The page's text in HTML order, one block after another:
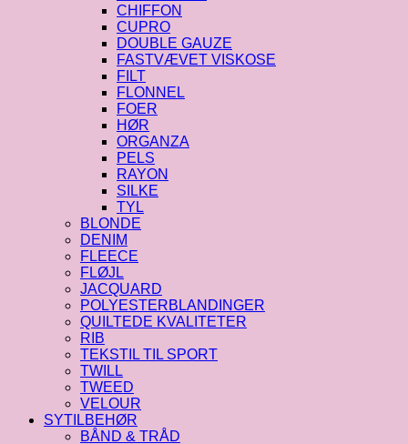
CHIFFON
CUPRO
DOUBLE GAUZE
FASTVÆVET VISKOSE
FILT
FLONNEL
FOER
HØR
ORGANZA
PELS
RAYON
SILKE
TYL
BLONDE
DENIM
FLEECE
FLØJL
JACQUARD
POLYESTERBLANDINGER
QUILTEDE KVALITETER
RIB
TEKSTIL TIL SPORT
TWILL
TWEED
VELOUR
SYTILBEHØR
BÅND & TRÅD